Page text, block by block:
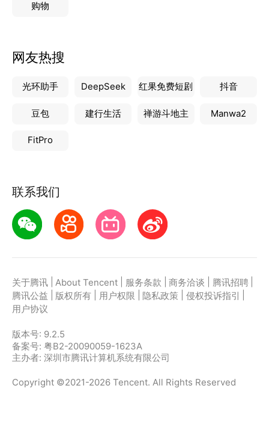
购物
网友热搜
光环助手 DeepSeek 红果免费短剧 抖音
豆包 建行生活 禅游斗地主 Manwa2
FitPro
联系我们
关于腾讯 About Tencent 服务条款 商务洽谈 腾讯招聘
腾讯公益
版权所有 用户权限 隐私政策 侵权投诉指引
用户协议
版本号: 9.2.5
备案号: 粤B2-20090059-1623A
主办者: 深圳市腾讯计算机系统有限公司
Copyright ©2021-2026 Tencent. All Rights Reserved